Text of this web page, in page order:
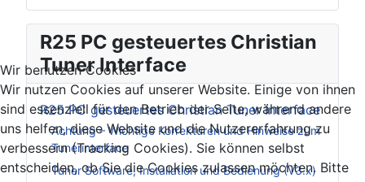
R25 PC gesteuertes Christian
Tuner Interface
R25 PC gesteuertes Christian Tuner Interface
Achtung – Wichtige Korrekturen und Hinweise zum
Tunerinterface
Tuner Software, Installation und Bedienung (V3.x)
Wir benutzen Cookies
Wir nutzen Cookies auf unserer Website. Einige von ihnen
sind essenziell für den Betrieb der Seite, während andere
uns helfen, diese Website und die Nutzererfahrung zu
verbessern (Tracking Cookies). Sie können selbst
entscheiden, ob Sie die Cookies zulassen möchten. Bitte